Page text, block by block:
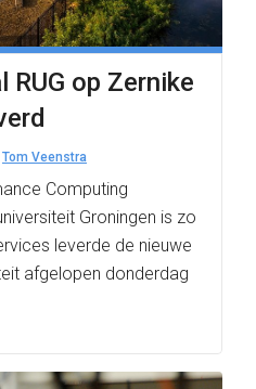
RUG op Zernike
Tom Veenstra
Computing
Groningen is zo
leverde de nieuwe
afgelopen donderdag